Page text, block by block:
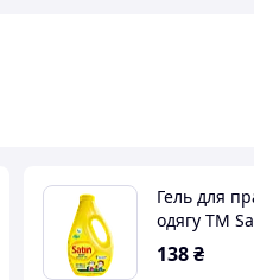
Гель для
одягу ТМ
138₴